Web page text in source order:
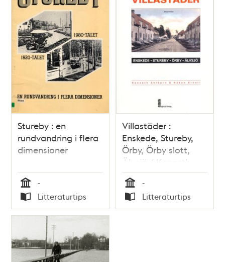
Stureby : en
rundvandring i flera
dimensioner
Tid
-
Typ
Litteraturtips
Villastäder :
Enskede, Stureby,
Örby, Örby slott,
Älvsjö / Kenneth
Ahlborn, Håkan
Arnell
Tid
-
Typ
Litteraturtips